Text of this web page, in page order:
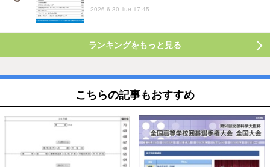
2026.6.30 Tue 17:45
ランキングをもっと見る
こちらの記事もおすすめ